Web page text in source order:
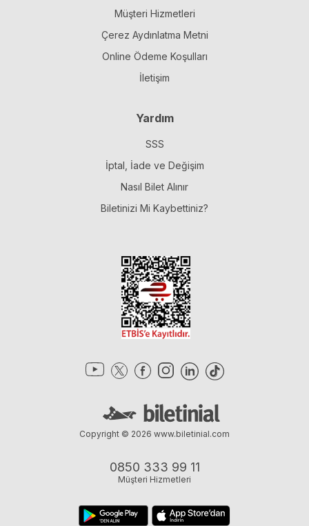
Müşteri Hizmetleri
Çerez Aydınlatma Metni
Online Ödeme Koşulları
İletişim
Yardım
SSS
İptal, İade ve Değişim
Nasıl Bilet Alınır
Biletinizi Mi Kaybettiniz?
0850 333 99 11
Müşteri Hizmetleri
Copyright © 2026 www.biletinial.com